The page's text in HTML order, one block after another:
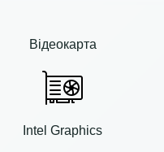
Відеокарта
Intel Graphics